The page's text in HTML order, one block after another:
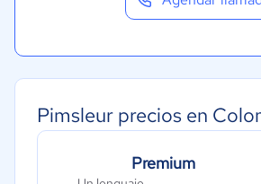
Pimsleur precios en
Premium